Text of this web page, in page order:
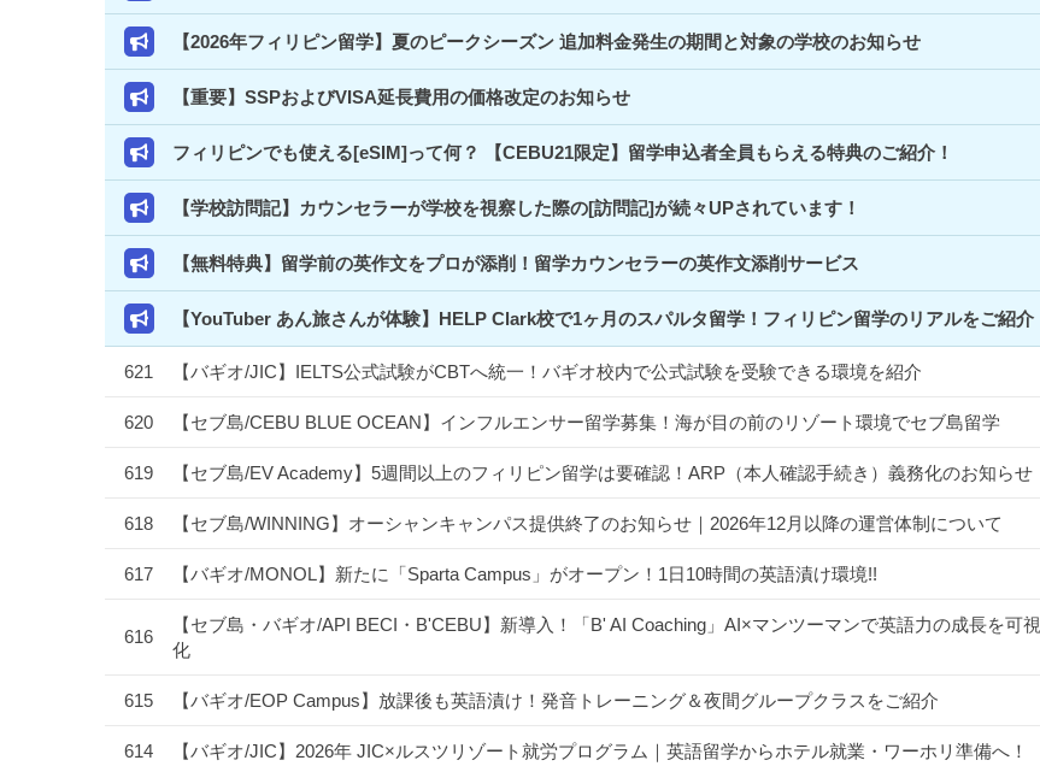
【2026年フィリピン留学】夏のピークシーズン 追加料金発生の期間と対象の学校のお知らせ
【重要】SSPおよびVISA延長費用の価格改定のお知らせ
フィリピンでも使える[eSIM]って何？ 【CEBU21限定】留学申込者全員もらえる特典のご紹介！
【学校訪問記】カウンセラーが学校を視察した際の[訪問記]が続々UPされています！
【無料特典】留学前の英作文をプロが添削！留学カウンセラーの英作文添削サービス
【YouTuber あん旅さんが体験】HELP Clark校で1ヶ月のスパルタ留学！フィリピン留学のリアルをご紹介
621 【バギオ/JIC】IELTS公式試験がCBTへ統一！バギオ校内で公式試験を受験できる環境を紹介
620 【セブ島/CEBU BLUE OCEAN】インフルエンサー留学募集！海が目の前のリゾート環境でセブ島留学
619 【セブ島/EV Academy】5週間以上のフィリピン留学は要確認！ARP（本人確認手続き）義務化のお知らせ
618 【セブ島/WINNING】オーシャンキャンパス提供終了のお知らせ｜2026年12月以降の運営体制について
617 【バギオ/MONOL】新たに「Sparta Campus」がオープン！1日10時間の英語漬け環境!!
616
【セブ島・バギオ/API BECI・B'CEBU】新導入！「B' AI Coaching」AI×マンツーマンで英語力の成長を可視
化
615 【バギオ/EOP Campus】放課後も英語漬け！発音トレーニング＆夜間グループクラスをご紹介
614 【バギオ/JIC】2026年 JIC×ルスツリゾート就労プログラム｜英語留学からホテル就業・ワーホリ準備へ！